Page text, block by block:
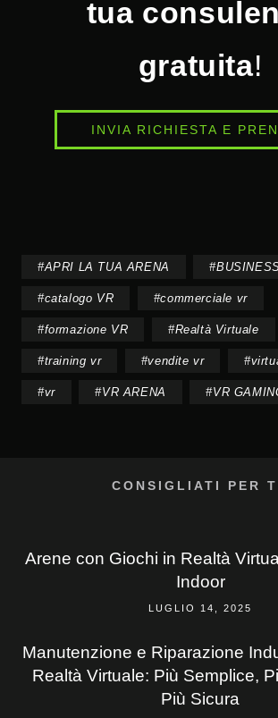
tua
gratuita!
INVIA RICHIESTA E
#APRI LA TUA ARENA #
#catalogo VR #commerciale vr
#formazione VR #Realtà Virtuale
#training vr #vendite vr #
#vr #VR ARENA #VR
CONSIGLIATI PER
Arene con Giochi in Realtà
Indoor
LUGLIO 14, 2025
Manutenzione e Riparazione
Realtà Virtuale: Più Semplice,
Più Sicura